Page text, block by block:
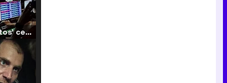
'120 Minutos' celebra sus 2.000 programas en Telemadrid con un vídeo del día a día en la redacción